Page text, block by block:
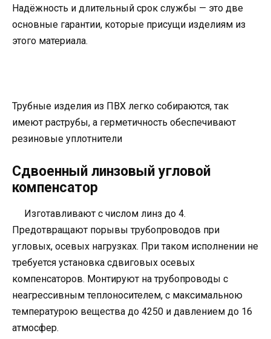
Надёжность и длительный срок службы — это две
основные гарантии, которые присущи изделиям из
этого материала.
Трубные изделия из ПВХ легко собираются, так
имеют раструбы, а герметичность обеспечивают
резиновые уплотнители
Сдвоенный линзовый угловой
компенсатор
Изготавливают с числом линз до 4.
Предотвращают порывы трубопроводов при
угловых, осевых нагрузках. При таком исполнении не
требуется установка сдвиговых осевых
компенсаторов. Монтируют на трубопроводы с
неагрессивным теплоносителем, с максимальною
температурою вещества до 4250 и давлением до 16
атмосфер.